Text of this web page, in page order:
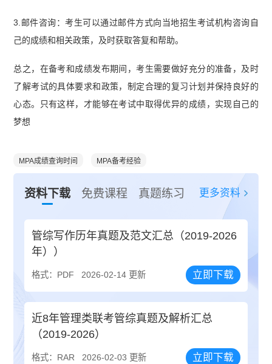
3.邮件咨询：考生可以通过邮件方式向当地招生考试机构咨询自
己的成绩和相关政策，及时获取答复和帮助。
总之，在备考和成绩发布期间，考生需要做好充分的准备，及时
了解考试的具体要求和政策，制定合理的复习计划并保持良好的
心态。只有这样，才能够在考试中取得优异的成绩，实现自己的
梦想
MPA成绩查询时间 MPA备考经验
资料下载 免费课程 真题练习 更多资料
管综写作历年真题及范文汇总（2019-2026
年））
格式：PDF 2026-02-14 更新 立即下载
近8年管理类联考管综真题及解析汇总
（2019-2026）
格式：RAR 2026-02-03 更新 立即下载